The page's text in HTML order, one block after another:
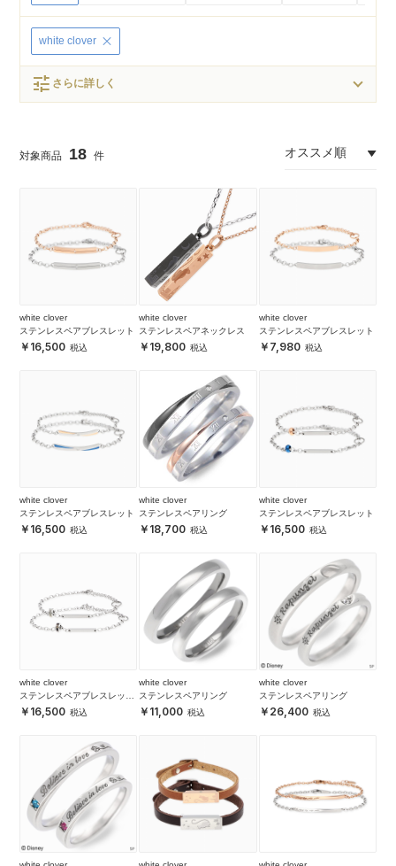
white clover
tune さらに詳しく
18
white clover
ステンレスペアブレスレット
16,500
white clover
ステンレスペアネックレス
19,800
white clover
ステンレスペアブレスレット
7,980
white clover
ステンレスペアブレスレット
16,500
white clover
ステンレスペアリング
18,700
white clover
ステンレスペアブレスレット
16,500
white clover
ステンレスペアブレスレット
&アンクレット
16,500
white clover
ステンレスペアリング
11,000
white clover
ステンレスペアリング
26,400